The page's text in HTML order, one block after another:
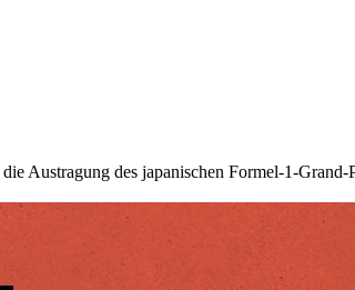
Austragung des japanischen Formel-1-